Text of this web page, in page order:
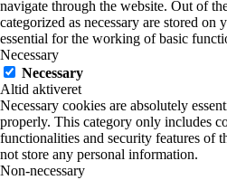
navigate through the website. Out of
categorized as necessary are stored on
essential for the working of basic
Necessary
Necessary
Altid aktiveret
Necessary cookies are absolutely
properly. This category only includes
functionalities and security features of
not store any personal information.
Non-necessary